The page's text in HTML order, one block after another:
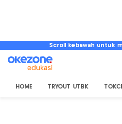
Scroll kebawah untuk
HOME TRYOUT UTBK